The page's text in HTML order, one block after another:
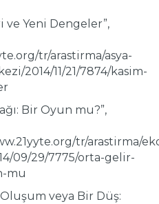
ve Yeni Dengeler”,
tr/arastirma/asya-
2014/11/21/7874/kasim-
Bir Oyun mu?”,
tr/arastirma/
09/29/7775/orta-gelir-
mu
veya Bir Düş: